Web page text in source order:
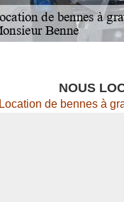
NOUS
Location de bennes à